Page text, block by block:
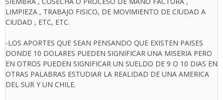
LIMPIEZA , TRABAJO FISICO, DE MOVIMIENTO DE CIUDAD A
CIUDAD , ETC, ETC.
-LOS APORTES QUE SEAN PENSANDO QUE EXISTEN PAISES
DONDE 10 DOLARES PUEDEN SIGNIFICAR UNA MISERIA PERO
EN OTROS PUEDEN SIGNIFICAR UN SUELDO DE 9 O 10 DIAS EN
OTRAS PALABRAS ESTUDIAR LA REALIDAD DE UNA AMERICA
DEL SUR Y UN CHILE.